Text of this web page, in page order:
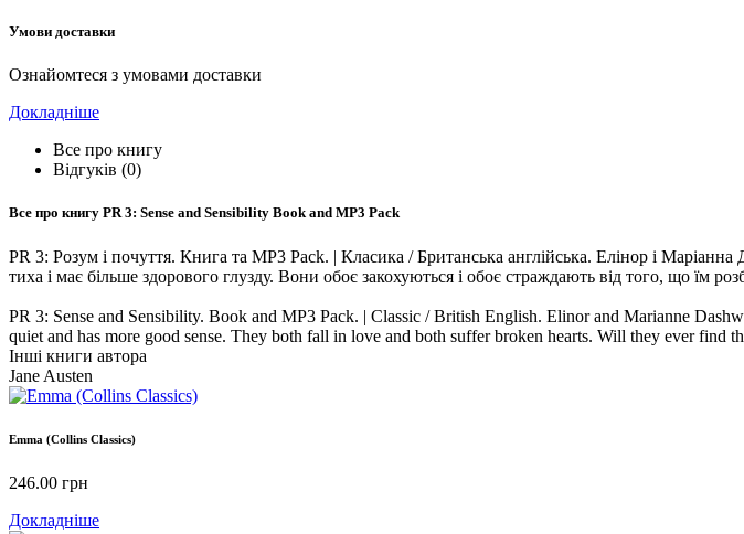
Умови доставки
Ознайомтеся з умовами доставки
Докладніше
Все про книгу
Відгуків (0)
Все про книгу PR 3: Sense and Sensibility Book and MP3 Pack
PR 3: Розум і почуття. Книга та MP3 Pack. | Класика / Британська англійська. Елінор і
тиха і має більше здорового глузду. Вони обоє закохуються і обоє страждають від того, що їм
PR 3: Sense and Sensibility. Book and MP3 Pack. | Classic / British English. Elinor and Marianne
quiet and has more good sense. They both fall in love and both suffer broken hearts. Will they ever find
Інші книги автора
Jane Austen
Emma (Collins Classics)
246.00 грн
Докладніше